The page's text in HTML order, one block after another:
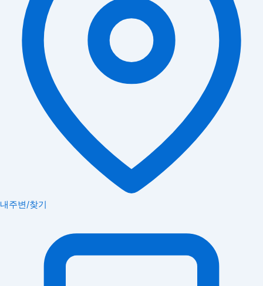
내주변/찾기